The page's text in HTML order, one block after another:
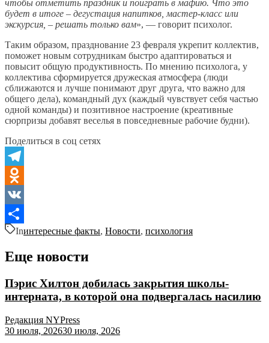
чтобы отметить праздник и поиграть в мафию. Что это
будет в итоге – дегустация напитков, мастер-класс или
экскурсия, – решать только вам», — говорит психолог.
Таким образом, празднование 23 февраля укрепит коллектив,
поможет новым сотрудникам быстро адаптироваться и
повысит общую продуктивность. По мнению психолога, у
коллектива сформируется дружеская атмосфера (люди
сближаются и лучше понимают друг друга, что важно для
общего дела), командный дух (каждый чувствует себя частью
одной команды) и позитивное настроение (креативные
сюрпризы добавят веселья в повседневные рабочие будни).
Поделиться в соц сетях
Telegram
Odnoklassniki
VK
Отправить
Inинтересные факты, Новости, психология
Еще новости
Пэрис Хилтон добилась закрытия школы-
интерната, в которой она подвергалась насилию
Редакция NYPress
30 июля, 202630 июля, 2026